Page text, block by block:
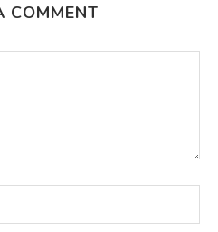
COMMENT